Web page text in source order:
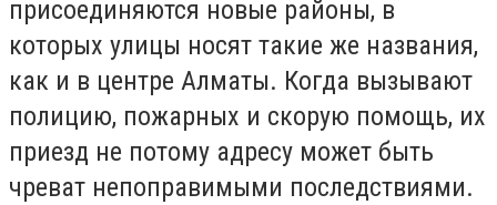
присоединяются новые районы, в
которых улицы носят такие же названия,
как и в центре Алматы. Когда вызывают
полицию, пожарных и скорую помощь, их
приезд не потому адресу может быть
чреват непоправимыми последствиями.